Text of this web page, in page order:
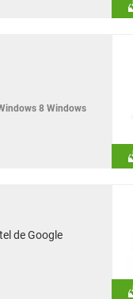
8 Windows
de Google